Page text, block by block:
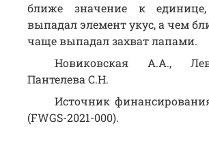
ближе значение к
выпадал элемент укус, а чем
чаще выпадал захват лапами.
Новиковская А.А.,
Пантелева С.Н.
Источник
(FWGS-2021-000).